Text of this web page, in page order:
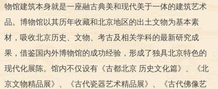
市领导 机构职能 政策服务
政策兑现 政策解读 回应关切
决策公开 专题公开
物馆建筑本身就是一座融古典美和现代美于一体的建筑艺术
品。博物馆以其历年收藏和北京地区的出土文物为基本素
材，吸收北京历史、文物、考古及相关学科的最新研究成
果，借鉴国内外博物馆的成功经验，形成了独具北京特色的
现代化展陈。馆内不仅设有《古都北京 历史文化篇》、《北
京文物精品展》、《古代瓷器艺术精品展》、《古代佛像艺